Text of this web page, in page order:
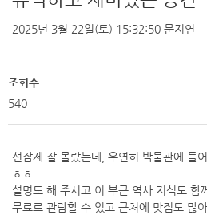
2025년 3월 22일(토) 15:32:50 문지연
조회수
540
선잠제 잘 몰랐는데, 우연히 박물관에 들
ㅎㅎ
설명도 해 주시고 이 부근 역사 지식도 함
무료로 관람할 수 있고 근처에 맛집도 많